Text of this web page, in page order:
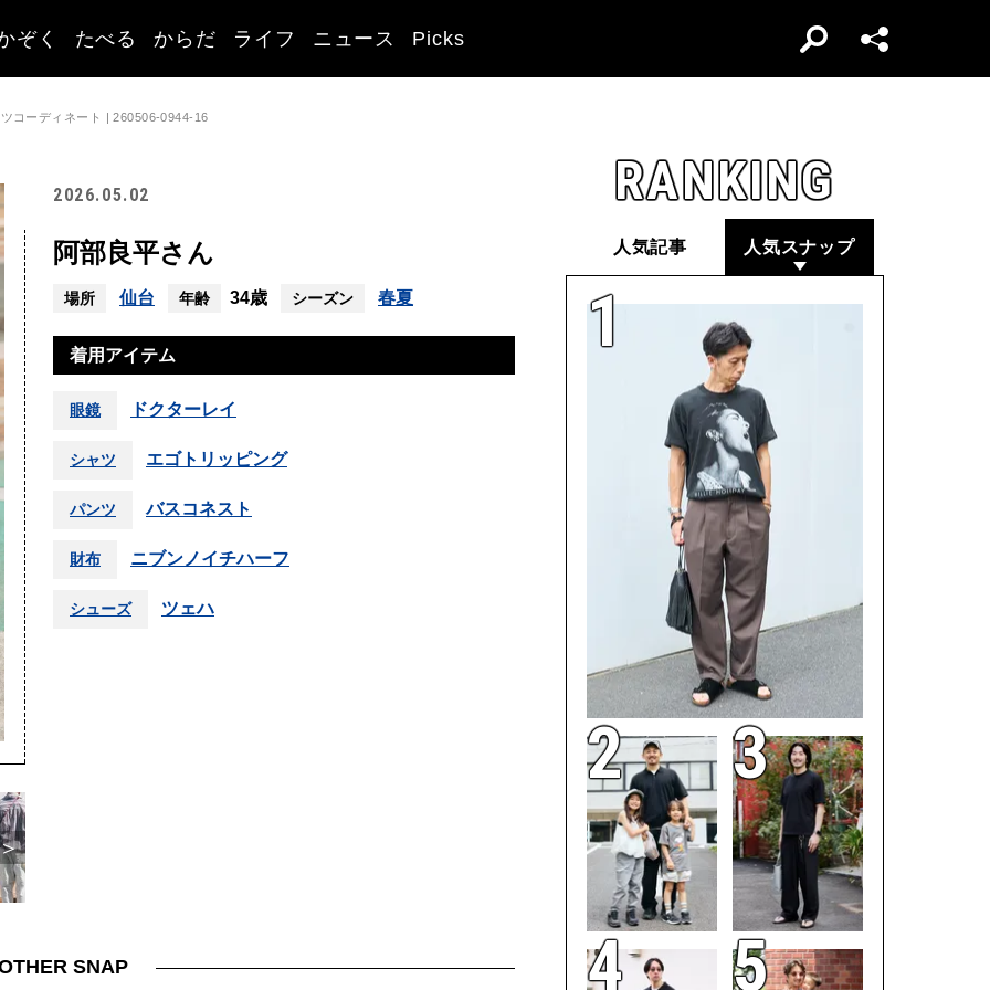
ぞく たべる からだ ライフ ニュース Picks
コーディネート | 260506-0944-16
2026.05.02
阿部良平さん
場所 仙台 年齢 34歳 シーズン 春夏
着用アイテム
眼鏡 ドクターレイ
シャツ エゴトリッピング
パンツ バスコネスト
財布 ニブンノイチハーフ
シューズ ツェハ
SNAP
RANKING
人気記事 人気スナップ